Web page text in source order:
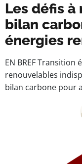
Les défis
bilan
énergies
EN BREF Transition
renouvelables
bilan carbone pour